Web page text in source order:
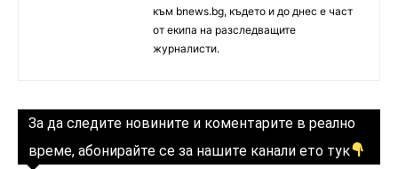
към bnews.bg, където и до днес е част
от екипа на разследващите
журналисти.
За да следите новините и коментарите в реално
време, абонирайте се за нашите канали ето тук